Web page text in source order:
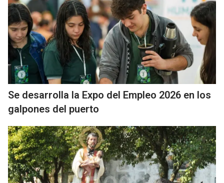
Se desarrolla la Expo del Empleo 2026 en los
galpones del puerto